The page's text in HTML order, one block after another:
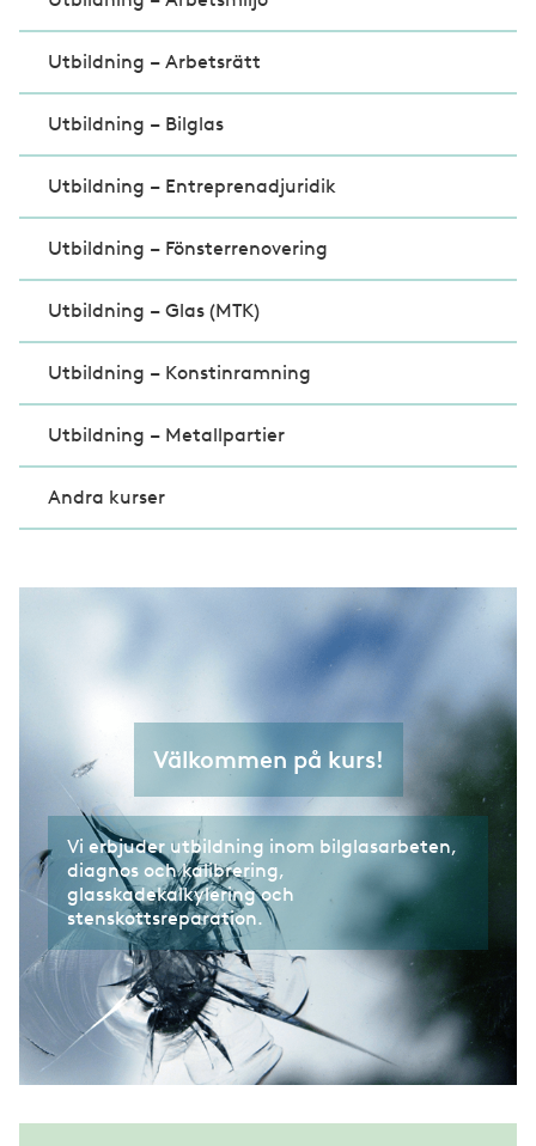
Utbildning – Arbetsrätt
Utbildning – Bilglas
Utbildning – Entreprenadjuridik
Utbildning – Fönsterrenovering
Utbildning – Glas (MTK)
Utbildning – Konstinramning
Utbildning – Metallpartier
Andra kurser
Välkommen på kurs!
Vi erbjuder utbildning inom bilglasarbeten,
diagnos och kalibrering,
glasskadekalkylering och
stenskottsreparation.